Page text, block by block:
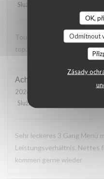
OK,
Odmítnout
Zásady
Služba
Toujours Aussi bon avec les
top. Lo
Achim
2026-07-24
Služba
Sehr leckeres 3 Gang Menü
Leistungsverhältnis. Nettes
kommen gerne wieder